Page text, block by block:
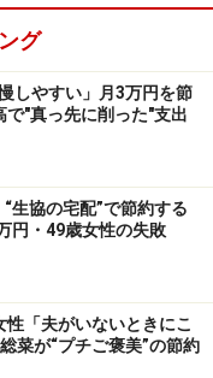
機関やサービス提供者
8/31まで）を実施
分プレゼント
企画に参加が可能に
グ
しやすい」月3万円を節
"真っ先に削った"支出
生協の宅配”で節約する
円・49歳女性の失敗
「夫がいないときにこ
菜が“プチご褒美”の節約